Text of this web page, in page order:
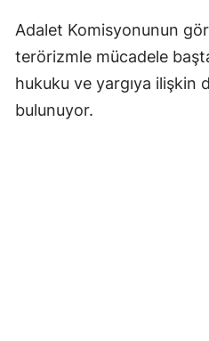
Adalet Komisyonunun
terörizmle mücadele
hukuku ve yargıya ilişkin
bulunuyor.